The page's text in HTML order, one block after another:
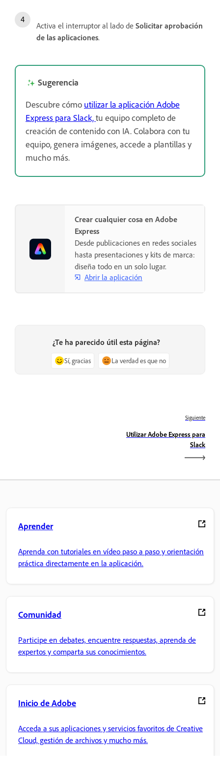
Activa el interruptor al lado de Solicitar aprobación
de las aplicaciones.
Sugerencia
Descubre cómo utilizar la aplicación Adobe
Express para Slack,tu equipo completo de
creación de contenido con IA. Colabora con tu
equipo, genera imágenes, accede a plantillas y
mucho más.
Crear cualquier cosa en Adobe
Express
Desde publicaciones en redes sociales
hasta presentaciones y kits de marca:
diseña todo en un solo lugar.
Abrir la aplicación
¿Te ha parecido útil esta página?
Sí, gracias La verdad es que no
Siguiente
Utilizar Adobe Express para
Slack
Aprender
Aprenda con tutoriales en vídeo paso a paso y orientación
práctica directamente en la aplicación.
Comunidad
Participe en debates, encuentre respuestas, aprenda de
expertos y comparta sus conocimientos.
Inicio de Adobe
Acceda a sus aplicaciones y servicios favoritos de Creative
Cloud, gestión de archivos y mucho más.